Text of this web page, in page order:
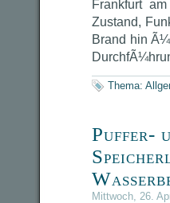
Frankfurt
Zustand,
Brand hin
Thema:
Puffer-
Mittwoch, 26.